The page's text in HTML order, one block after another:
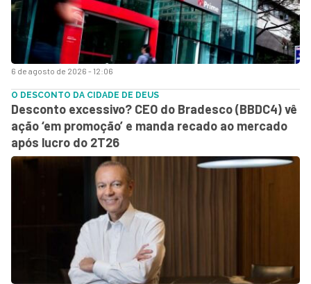
6 de agosto de 2026 - 12:06
O DESCONTO DA CIDADE DE DEUS
Desconto excessivo? CEO do Bradesco (BBDC4) vê
ação ‘em promoção’ e manda recado ao mercado
após lucro do 2T26